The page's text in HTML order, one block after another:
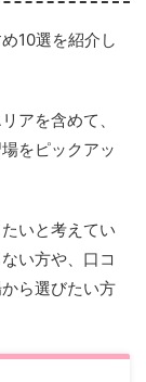
10選を紹介し
アを含めて、
をピックアッ
いと考えてい
い方や、口コ
ら選びたい方